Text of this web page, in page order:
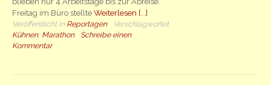
Freitag im Büro stellteWeiterlesen [...]
Veröffentlicht in Reportagen
Verschlagwortet
Kühnen, Marathon
Schreibe einen
Kommentar